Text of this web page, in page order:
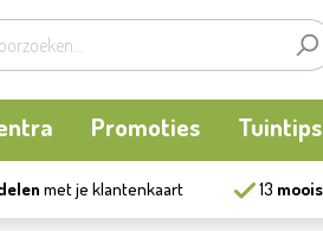
Promoties Tuintips
met je klantenkaart 13